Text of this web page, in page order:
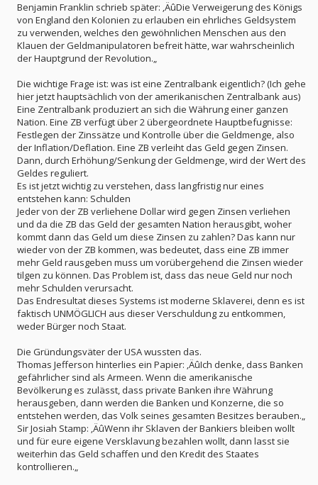
Benjamin Franklin schrieb später: ‚ÄûDie Verweigerung des Königs
von England den Kolonien zu erlauben ein ehrliches Geldsystem
zu verwenden, welches den gewöhnlichen Menschen aus den
Klauen der Geldmanipulatoren befreit hätte, war wahrscheinlich
der Hauptgrund der Revolution.„
Die wichtige Frage ist: was ist eine Zentralbank eigentlich? (Ich gehe
hier jetzt hauptsächlich von der amerikanischen Zentralbank aus)
Eine Zentralbank produziert an sich die Währung einer ganzen
Nation. Eine ZB verfügt über 2 übergeordnete Hauptbefugnisse:
Festlegen der Zinssätze und Kontrolle über die Geldmenge, also
der Inflation/Deflation. Eine ZB verleiht das Geld gegen Zinsen.
Dann, durch Erhöhung/Senkung der Geldmenge, wird der Wert des
Geldes reguliert.
Es ist jetzt wichtig zu verstehen, dass langfristig nur eines
entstehen kann: Schulden
Jeder von der ZB verliehene Dollar wird gegen Zinsen verliehen
und da die ZB das Geld der gesamten Nation herausgibt, woher
kommt dann das Geld um diese Zinsen zu zahlen? Das kann nur
wieder von der ZB kommen, was bedeutet, dass eine ZB immer
mehr Geld rausgeben muss um vorübergehend die Zinsen wieder
tilgen zu können. Das Problem ist, dass das neue Geld nur noch
mehr Schulden verursacht.
Das Endresultat dieses Systems ist moderne Sklaverei, denn es ist
faktisch UNMÖGLICH aus dieser Verschuldung zu entkommen,
weder Bürger noch Staat.
Die Gründungsväter der USA wussten das.
Thomas Jefferson hinterlies ein Papier: ‚ÄûIch denke, dass Banken
gefährlicher sind als Armeen. Wenn die amerikanische
Bevölkerung es zulässt, dass private Banken ihre Währung
herausgeben, dann werden die Banken und Konzerne, die so
entstehen werden, das Volk seines gesamten Besitzes berauben.„
Sir Josiah Stamp: ‚ÄûWenn ihr Sklaven der Bankiers bleiben wollt
und für eure eigene Versklavung bezahlen wollt, dann lasst sie
weiterhin das Geld schaffen und den Kredit des Staates
kontrollieren.„